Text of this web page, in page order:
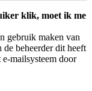
klik, moet ik me
gebruik maken van
beheerder dit heeft
mailsysteem door